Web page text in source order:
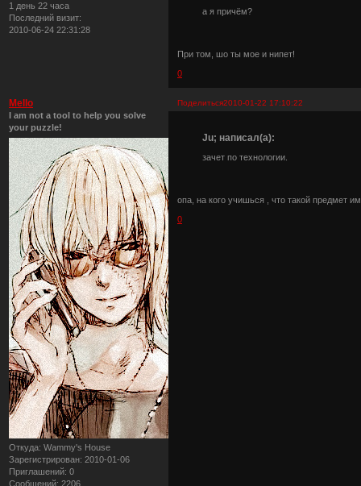
1 день 22 часа
Последний визит:
2010-06-24 22:31:28
а я причём?
При том, шо ты мое и нипет!
0
Поделиться2010-01-22 17:10:22
Mello
I am not a tool to help you solve
your puzzle!
Откуда: Wammy's House
Зарегистрирован: 2010-01-06
Приглашений: 0
Сообщений: 2206
Ju; написал(а):
зачет по технологии.
опа, на кого учишься , что такой предмет
0